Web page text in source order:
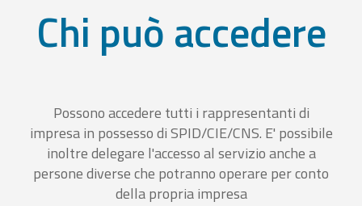
Chi può accedere
Possono accedere tutti i rappresentanti di
impresa in possesso di SPID/CIE/CNS. E' possibile
inoltre delegare l'accesso al servizio anche a
persone diverse che potranno operare per conto
della propria impresa